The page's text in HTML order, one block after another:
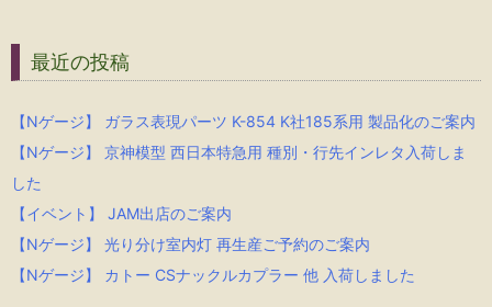
最近の投稿
【Nゲージ】 ガラス表現パーツ K-854 K社185系用 製品化のご案内
【Nゲージ】 京神模型 西日本特急用 種別・行先インレタ入荷しま
した
【イベント】 JAM出店のご案内
【Nゲージ】 光り分け室内灯 再生産ご予約のご案内
【Nゲージ】 カトー CSナックルカプラー 他 入荷しました